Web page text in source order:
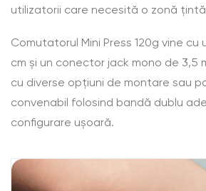
utilizatorii care necesită o zonă țintă
Comutatorul Mini Press 120g vine cu
cm și un conector jack mono de 3,5
cu diverse opțiuni de montare sau
convenabil folosind bandă dublu
configurare ușoară.